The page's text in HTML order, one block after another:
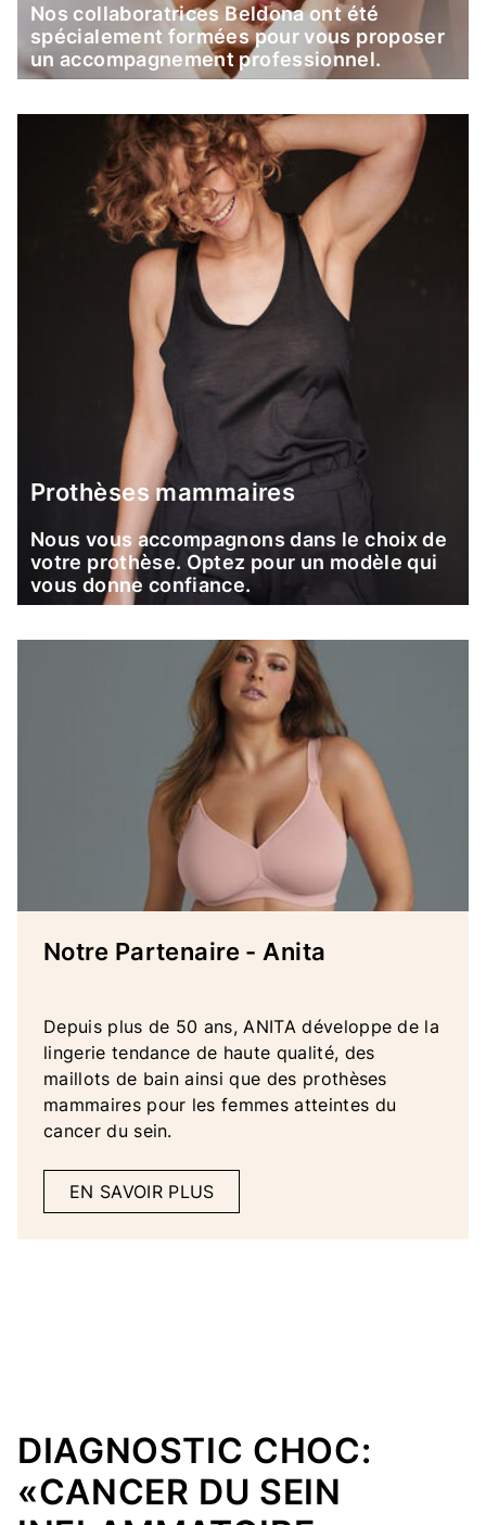
Nos collaboratrices Beldona ont été
spécialement formées pour vous proposer
un accompagnement professionnel.
Prothèses mammaires
Nous vous accompagnons dans le choix de
votre prothèse. Optez pour un modèle qui
vous donne confiance.
Notre Partenaire - Anita
Depuis plus de 50 ans, ANITA développe de la
lingerie tendance de haute qualité, des
maillots de bain ainsi que des prothèses
mammaires pour les femmes atteintes du
cancer du sein.
EN SAVOIR PLUS
DIAGNOSTIC CHOC:
«CANCER DU SEIN